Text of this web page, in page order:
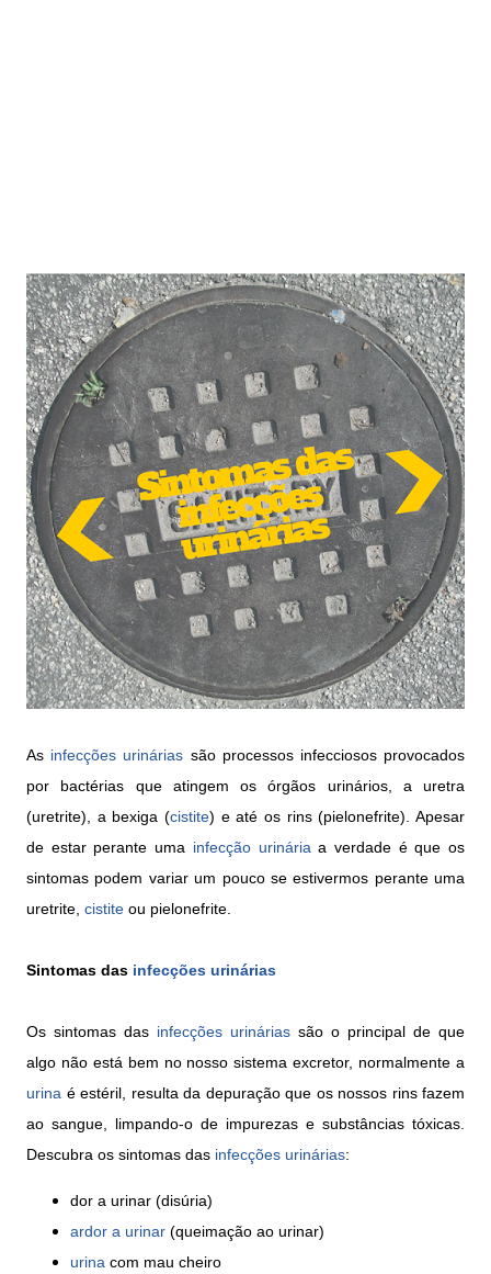
As infecções urinárias são processos infecciosos provocados
por bactérias que atingem os órgãos urinários, a uretra
(uretrite), a bexiga (cistite) e até os rins (pielonefrite). Apesar
de estar perante uma infecção urinária a verdade é que os
sintomas podem variar um pouco se estivermos perante uma
uretrite, cistite ou pielonefrite.
Sintomas das infecções urinárias
Os sintomas das infecções urinárias são o principal de que
algo não está bem no nosso sistema excretor, normalmente a
urina é estéril, resulta da depuração que os nossos rins fazem
ao sangue, limpando-o de impurezas e substâncias tóxicas.
Descubra os sintomas das infecções urinárias:
dor a urinar (disúria)
ardor a urinar (queimação ao urinar)
urina com mau cheiro